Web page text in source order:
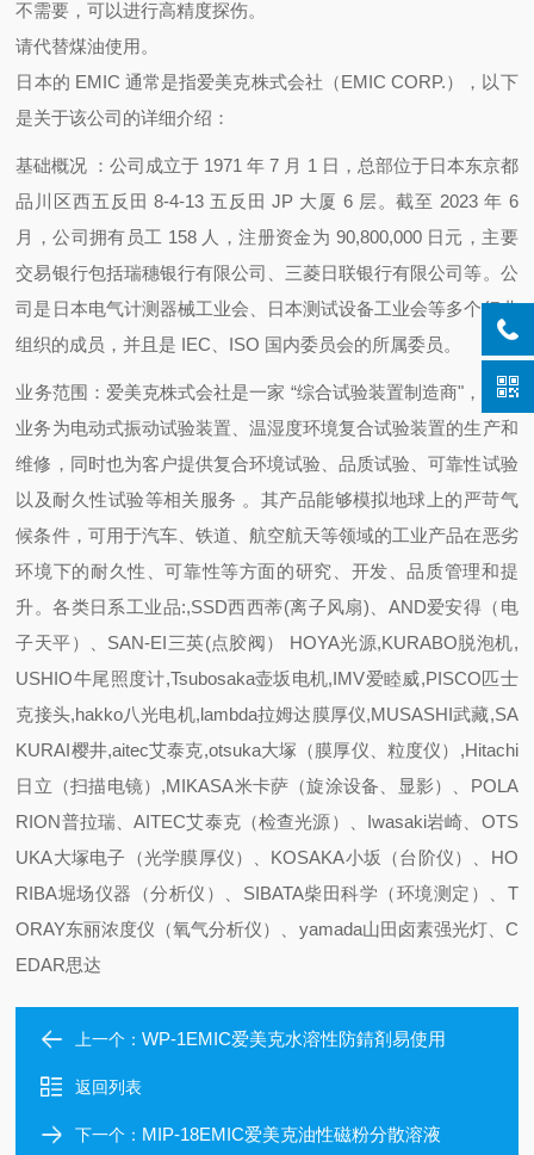
不需要，可以进行高精度探伤。
请代替煤油使用。
日本的 EMIC 通常是指爱美克株式会社（EMIC CORP.），以下
是关于该公司的详细介绍：
基础概况 ：公司成立于 1971 年 7 月 1 日，总部位于日本东京都
品川区西五反田 8-4-13 五反田 JP 大厦 6 层。截至 2023 年 6
月，公司拥有员工 158 人，注册资金为 90,800,000 日元，主要
交易银行包括瑞穗银行有限公司、三菱日联银行有限公司等。公
司是日本电气计测器械工业会、日本测试设备工业会等多个行业
组织的成员，并且是 IEC、ISO 国内委员会的所属委员。
业务范围：爱美克株式会社是一家 “综合试验装置制造商"，主要
业务为电动式振动试验装置、温湿度环境复合试验装置的生产和
维修，同时也为客户提供复合环境试验、品质试验、可靠性试验
以及耐久性试验等相关服务 。其产品能够模拟地球上的严苛气
候条件，可用于汽车、铁道、航空航天等领域的工业产品在恶劣
环境下的耐久性、可靠性等方面的研究、开发、品质管理和提
升。各类日系工业品:,SSD西西蒂(离子风扇)、AND爱安得（电
子天平）、SAN-EI三英(点胶阀） HOYA光源,KURABO脱泡机,
USHIO牛尾照度计,Tsubosaka壶坂电机,IMV爱睦威,PISCO匹士
克接头,hakko八光电机,lambda拉姆达膜厚仪,MUSASHI武藏,SA
KURAI樱井,aitec艾泰克,otsuka大塚（膜厚仪、粒度仪）,Hitachi
日立（扫描电镜）,MIKASA米卡萨（旋涂设备、显影）、POLA
RION普拉瑞、AITEC艾泰克（检查光源）、Iwasaki岩崎、OTS
UKA大塚电子（光学膜厚仪）、KOSAKA小坂（台阶仪）、HO
RIBA堀场仪器（分析仪）、SIBATA柴田科学（环境测定）、T
ORAY东丽浓度仪（氧气分析仪）、yamada山田卤素强光灯、C
EDAR思达
上一个：WP-1EMIC爱美克水溶性防錆剤易使用
返回列表
下一个： MIP-18EMIC爱美克油性磁粉分散溶液